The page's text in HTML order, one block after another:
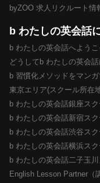
byZOO 求人リクルート情
b わたしの英会話
b わたしの英会話へようこ
どうしてb わたしの英会
b 習慣化メソッドをマンガ
東京エリア(スクール所在
b わたしの英会話銀座ス
b わたしの英会話新宿ス
b わたしの英会話渋谷ス
b わたしの英会話横浜ス
b わたしの英会話二子玉
English Lesson Partner（